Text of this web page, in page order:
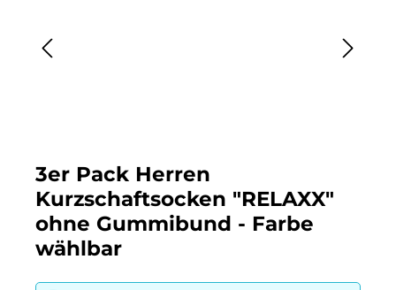
3er Pack Herren
Kurzschaftsocken "RELAXX"
ohne Gummibund - Farbe
wählbar